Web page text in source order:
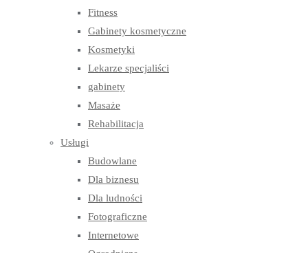
Fitness
Gabinety kosmetyczne
Kosmetyki
Lekarze specjaliści
gabinety
Masaże
Rehabilitacja
Usługi
Budowlane
Dla biznesu
Dla ludności
Fotograficzne
Internetowe